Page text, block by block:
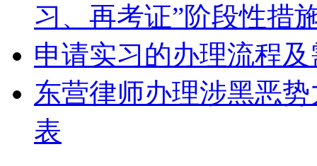
习、再考证”阶段性措
申请实习的办理流程
东营律师办理涉黑恶
表